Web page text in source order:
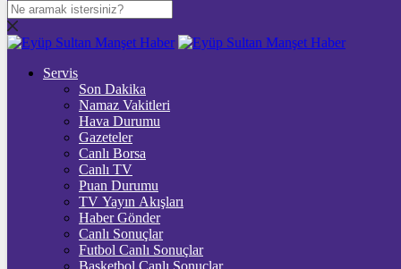
DOLAR
47,5947$% 0.04
EURO
% 0.2
STERLİN
% 0.23
GRAM ALTIN
%0,99
Servis
Son Dakika
Namaz Vakitleri
Hava Durumu
Gazeteler
Canlı Borsa
Canlı TV
Puan Durumu
TV Yayın Akışları
Haber Gönder
Canlı Sonuçlar
Futbol Canlı Sonuçlar
Basketbol Canlı Sonuçlar